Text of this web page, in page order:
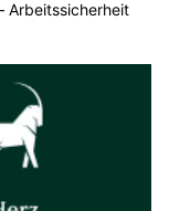
Arbeitssicherheit